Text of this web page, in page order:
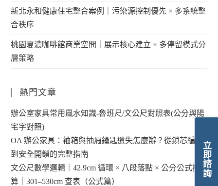
立即諮詢
新北永和健康住宅整合案例｜污染源控制優先 × 多系統整
合秩序
桃園夏濃咖啡館商業空間｜展示核心建立 × 多停留模式分
層策略
熱門文章
辦公室家具常用風水知識-魯班尺/文公尺對照表(公分與陽
宅字對照)
OA 辦公家具：袖箱與抽屜鑰匙遺失怎麼辦？從鎖芯編碼
到安全開鎖的完整指南
文公尺數學邏輯｜42.9cm 循環 × 八段落點 × 公分公式換
算｜301–530cm 查表（公式篇）